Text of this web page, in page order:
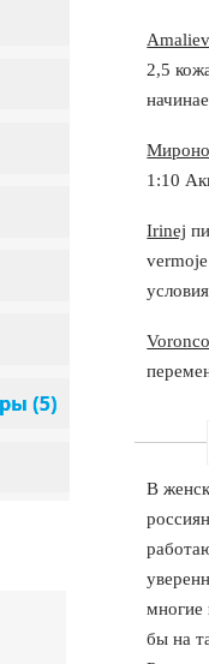
2,5
1:10
Irinej
В
многие
бы на